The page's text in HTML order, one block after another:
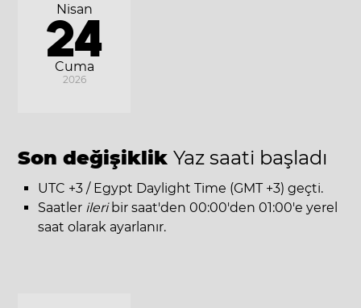
Cuma
Nisan
24
2026
Son değişiklikYaz saati başladı
UTC +3 / Egypt Daylight Time (GMT +3) geçti.
Saatler ileribir saat'den 00:00'den 01:00'e yerel
saat olarak ayarlanır.